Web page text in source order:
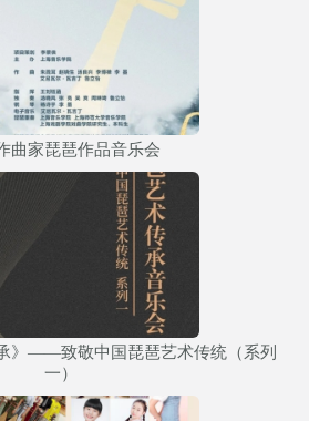
曲家琵琶作品音乐会
》——致敬中国琵琶艺术传统（系列
一）